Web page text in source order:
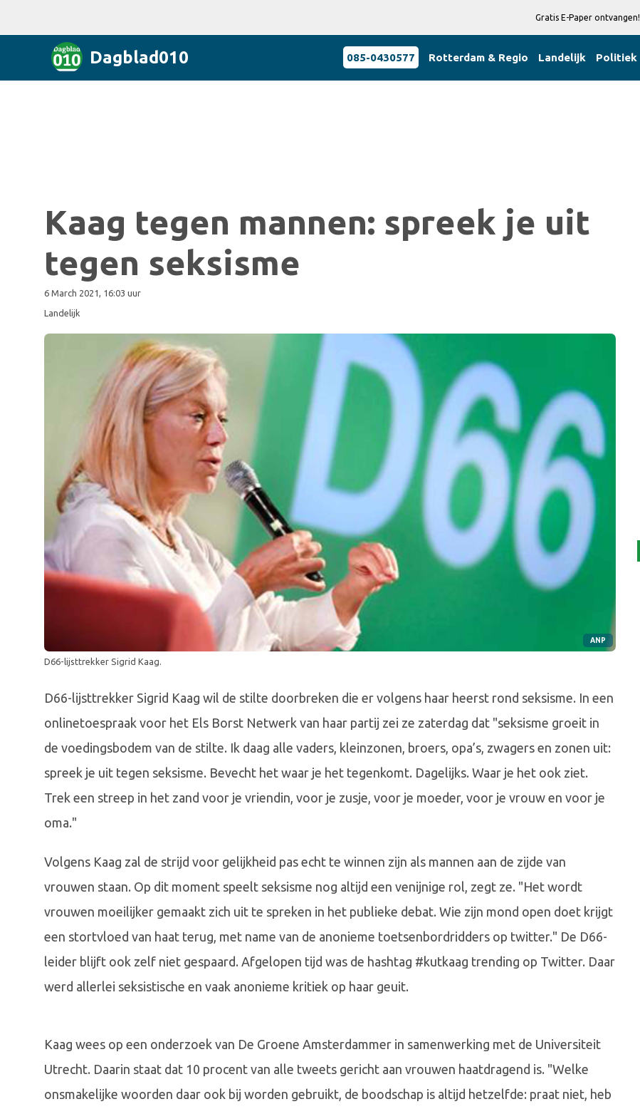
Gratis E-Paper ontvangen!
Dagblad010 085-0430577 Rotterdam & Regio Landelijk Politiek
Kaag tegen mannen: spreek je uit
tegen seksisme
6 March 2021, 16:03 uur
Landelijk
ANP
D66-lijsttrekker Sigrid Kaag.
D66-lijsttrekker Sigrid Kaag wil de stilte doorbreken die er volgens haar heerst rond seksisme. In een
onlinetoespraak voor het Els Borst Netwerk van haar partij zei ze zaterdag dat "seksisme groeit in
de voedingsbodem van de stilte. Ik daag alle vaders, kleinzonen, broers, opa’s, zwagers en zonen uit:
spreek je uit tegen seksisme. Bevecht het waar je het tegenkomt. Dagelijks. Waar je het ook ziet.
Trek een streep in het zand voor je vriendin, voor je zusje, voor je moeder, voor je vrouw en voor je
oma."
Volgens Kaag zal de strijd voor gelijkheid pas echt te winnen zijn als mannen aan de zijde van
vrouwen staan. Op dit moment speelt seksisme nog altijd een venijnige rol, zegt ze. "Het wordt
vrouwen moeilijker gemaakt zich uit te spreken in het publieke debat. Wie zijn mond open doet krijgt
een stortvloed van haat terug, met name van de anonieme toetsenbordridders op twitter." De D66-
leider blijft ook zelf niet gespaard. Afgelopen tijd was de hashtag #kutkaag trending op Twitter. Daar
werd allerlei seksistische en vaak anonieme kritiek op haar geuit.
Kaag wees op een onderzoek van De Groene Amsterdammer in samenwerking met de Universiteit
Utrecht. Daarin staat dat 10 procent van alle tweets gericht aan vrouwen haatdragend is. "Welke
onsmakelijke woorden daar ook bij worden gebruikt, de boodschap is altijd hetzelfde: praat niet, heb